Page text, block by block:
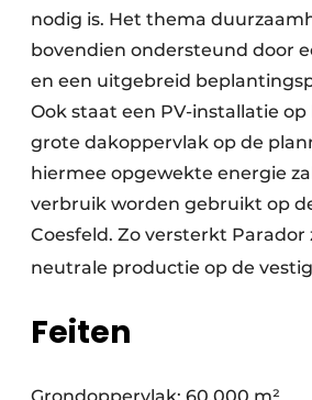
nodig is. Het thema
bovendien ondersteund door
en een uitgebreid
Ook staat een PV-installatie op
grote dakoppervlak op de
hiermee opgewekte energie
verbruik worden gebruikt op
Coesfeld. Zo versterkt Parador
neutrale productie op de
Feiten